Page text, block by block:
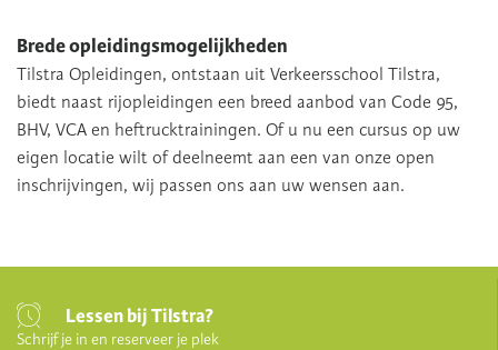
Brede opleidingsmogelijkheden
Tilstra Opleidingen, ontstaan uit Verkeersschool Tilstra,
biedt naast rijopleidingen een breed aanbod van Code 95,
BHV, VCA en heftrucktrainingen. Of u nu een cursus op uw
eigen locatie wilt of deelneemt aan een van onze open
inschrijvingen, wij passen ons aan uw wensen aan.
Lessen bij Tilstra?
Schrijf je in en reserveer je plek